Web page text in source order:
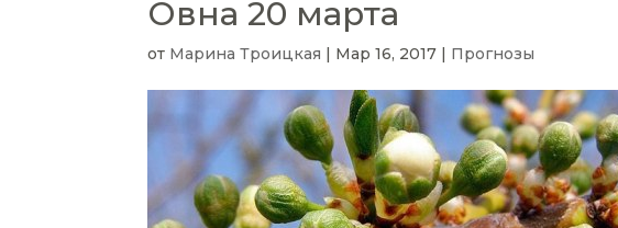
Овна 20 марта
от Марина Троицкая Мар 16, 2017 Прогнозы